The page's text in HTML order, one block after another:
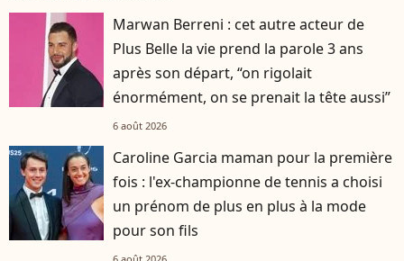
Marwan Berreni : cet autre acteur de
Plus Belle la vie prend la parole 3 ans
après son départ, “on rigolait
énormément, on se prenait la tête aussi”
6 août 2026
Caroline Garcia maman pour la première
fois : l'ex-championne de tennis a choisi
un prénom de plus en plus à la mode
pour son fils